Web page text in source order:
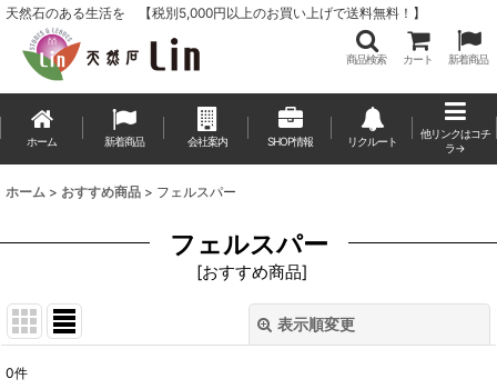
天然石のある生活を 【税別5,000円以上のお買い上げで送料無料！】
商品検索 カート 新着商品
ホーム 新着商品 会社案内 SHOP情報 リクルート
他リンクはコチ
ラ→
ホーム > おすすめ商品 > フェルスパー
フェルスパー
[おすすめ商品]
表示順変更
0件